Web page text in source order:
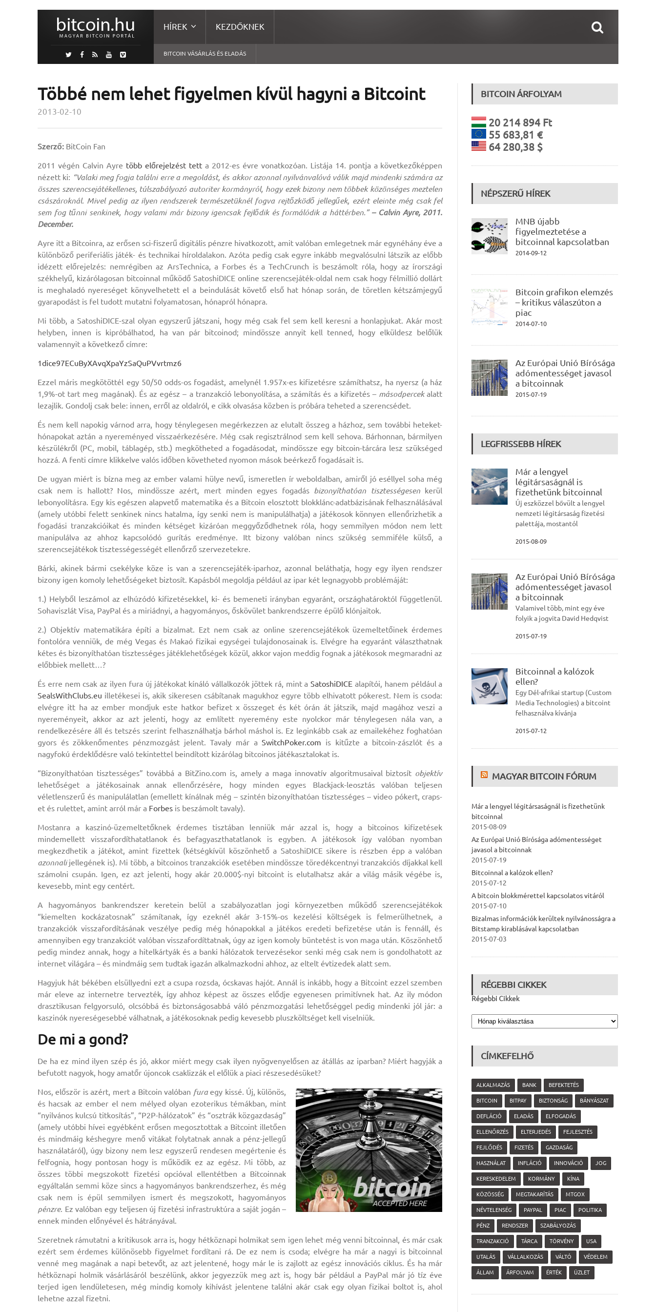
HÍREK KEZDŐKNEK
BITCOIN VÁSÁRLÁS ÉS ELADÁS
Többé nem lehet figyelmen kívül hagyni a Bitcoint
2013-02-10
Szerző: BitCoin Fan
2011 végén Calvin Ayre több előrejelzést tetta 2012-es évre vonatkozóan. Listája 14. pontja a következőképpen
nézett ki: “Valaki meg fogja találni erre a megoldást, és akkor azonnal nyilvánvalóvá válik majd mindenki számára az
összes szerencsejátékellenes, túlszabályozó autoriter kormányról, hogy ezek bizony nem többek közönséges meztelen
császároknál. Mivel pedig az ilyen rendszerek természetüknél fogva rejtőzködő jellegűek, ezért eleinte még csak fel
sem fog tűnni senkinek, hogy valami már bizony igencsak fejlődik és formálódik a háttérben.” – Calvin Ayre, 2011.
December.
Ayre itt a Bitcoinra, az erősen sci-fiszerű digitális pénzre hivatkozott, amit valóban emlegetnek már egynéhány éve a
különböző periferiális játék- és technikai híroldalakon. Azóta pedig csak egyre inkább megvalósulni látszik az előbb
idézett előrejelzés: nemrégiben az ArsTechnica, a Forbes és a TechCrunch is beszámolt róla, hogy az írországi
székhelyű, kizárólagosan bitcoinnal működő SatoshiDICE online szerencsejáték-oldal nem csak hogy félmillió dollárt
is meghaladó nyereséget könyvelhetett el a beindulását követő első hat hónap során, de töretlen kétszámjegyű
gyarapodást is fel tudott mutatni folyamatosan, hónapról hónapra.
Mi több, a SatoshiDICE-szal olyan egyszerű játszani, hogy még csak fel sem kell keresni a honlapjukat. Akár most
helyben, innen is kipróbálhatod, ha van pár bitcoinod; mindössze annyit kell tenned, hogy elküldesz belőlük
valamennyit a következő címre:
1dice97ECuByXAvqXpaYzSaQuPVvrtmz6
Ezzel máris megkötöttél egy 50/50 odds-os fogadást, amelynél 1.957x-es kifizetésre számíthatsz, ha nyersz (a ház
1,9%-ot tart meg magának). És az egész – a tranzakció lebonyolítása, a számítás és a kifizetés – másodpercekalatt
lezajlik. Gondolj csak bele: innen, erről az oldalról, e cikk olvasása közben is próbára teheted a szerencsédet.
És nem kell napokig várnod arra, hogy ténylegesen megérkezzen az elutalt összeg a házhoz, sem további heteket-
hónapokat aztán a nyereményed visszaérkezésére. Még csak regisztrálnod sem kell sehova. Bárhonnan, bármilyen
készülékről (PC, mobil, táblagép, stb.) megkötheted a fogadásodat, mindössze egy bitcoin-tárcára lesz szükséged
hozzá. A fenti címre klikkelve valós időben követheted nyomon mások beérkező fogadásait is.
De ugyan miért is bízna meg az ember valami hülye nevű, ismeretlen ír weboldalban, amiről jó eséllyel soha még
csak nem is hallott? Nos, mindössze azért, mert minden egyes fogadás bizonyíthatóan tisztességesenkerül
lebonyolításra. Egy kis egészen alapvető matematika és a Bitcoin elosztott blokklánc-adatbázisának felhasználásával
(amely utóbbi felett senkinek nincs hatalma, így senki nem is manipulálhatja) a játékosok könnyen ellenőrizhetik a
fogadási tranzakcióikat és minden kétséget kizáróan meggyőződhetnek róla, hogy semmilyen módon nem lett
manipulálva az ahhoz kapcsolódó gurítás eredménye. Itt bizony valóban nincs szükség semmiféle külső, a
szerencsejátékok tisztességességét ellenőrző szervezetekre.
Bárki, akinek bármi csekélyke köze is van a szerencsejáték-iparhoz, azonnal beláthatja, hogy egy ilyen rendszer
bizony igen komoly lehetőségeket biztosít. Kapásból megoldja például az ipar két legnagyobb problémáját:
1.) Helyből leszámol az elhúzódó kifizetésekkel, ki- és bemeneti irányban egyaránt, országhatároktól függetlenül.
Sohaviszlát Visa, PayPal és a miriádnyi, a hagyományos, őskövület bankrendszerre épülő klónjaitok.
2.) Objektív matematikára építi a bizalmat. Ezt nem csak az online szerencsejátékok üzemeltetőinek érdemes
fontolóra venniük, de még Vegas és Makaó fizikai egységei tulajdonosainak is. Elvégre ha egyaránt választhatnak
kétes és bizonyíthatóan tisztességes játéklehetőségek közül, akkor vajon meddig fognak a játékosok megmaradni az
előbbiek mellett…?
És erre nem csak az ilyen fura új játékokat kínáló vállalkozók jöttek rá, mint aSatoshiDICE alapítói, hanem például a
SealsWithClubs.eu illetékesei is, akik sikeresen csábítanak magukhoz egyre több elhivatott pókerest. Nem is csoda:
elvégre itt ha az ember mondjuk este hatkor befizet x összeget és két órán át játszik, majd magához veszi a
nyereményeit, akkor az azt jelenti, hogy az említett nyeremény este nyolckor már ténylegesen nála van, a
rendelkezésére áll és tetszés szerint felhasználhatja bárhol máshol is. Ez leginkább csak az emailekéhez foghatóan
gyors és zökkenőmentes pénzmozgást jelent. Tavaly már aSwitchPoker.com is kitűzte a bitcoin-zászlót és a
nagyfokú érdeklődésre való tekintettel beindított kizárólag bitcoinos játékasztalokat is.
“Bizonyíthatóan tisztességes” továbbá a BitZino.com is, amely a maga innovatív algoritmusaival biztosít objektív
lehetőséget a játékosainak annak ellenőrzésére, hogy minden egyes Blackjack-leosztás valóban teljesen
véletlenszerű és manipulálatlan (emellett kínálnak még – szintén bizonyíthatóan tisztességes – video pókert, craps-
et és rulettet, amint arról már a Forbes is beszámolt tavaly).
Mostanra a kaszinó-üzemeltetőknek érdemes tisztában lenniük már azzal is, hogy a bitcoinos kifizetések
mindemellett visszafordíthatatlanok és befagyaszthatatlanok is egyben. A játékosok így valóban nyomban
megkezdhetik a játékot, amint fizettek (kétségkívül köszönhető a SatoshiDICE sikere is részben épp a valóban
azonnalijellegének is). Mi több, a bitcoinos tranzakciók esetében mindössze töredékcentnyi tranzakciós díjakkal kell
számolni csupán. Igen, ez azt jelenti, hogy akár 20.000$-nyi bitcoint is elutalhatsz akár a világ másik végébe is,
kevesebb, mint egy centért.
A hagyományos bankrendszer keretein belül a szabályozatlan jogi környezetben működő szerencsejátékok
“kiemelten kockázatosnak” számítanak, így ezeknél akár 3-15%-os kezelési költségek is felmerülhetnek, a
tranzakciók visszafordításának veszélye pedig még hónapokkal a játékos eredeti befizetése után is fennáll, és
amennyiben egy tranzakciót valóban visszafordíttatnak, úgy az igen komoly büntetést is von maga után. Köszönhető
pedig mindez annak, hogy a hitelkártyák és a banki hálózatok tervezésekor senki még csak nem is gondolhatott az
internet világára – és mindmáig sem tudtak igazán alkalmazkodni ahhoz, az eltelt évtizedek alatt sem.
Hagyjuk hát békében elsüllyedni ezt a csupa rozsda, ócskavas hajót. Annál is inkább, hogy a Bitcoint ezzel szemben
már eleve az internetre tervezték, így ahhoz képest az összes elődje egyenesen primitívnek hat. Az ily módon
drasztikusan felgyorsuló, olcsóbbá és biztonságosabbá váló pénzmozgatási lehetőséggel pedig mindenki jól jár: a
kaszinók nyereségesebbé válhatnak, a játékosoknak pedig kevesebb pluszköltséget kell viselniük.
De mi a gond?
De ha ez mind ilyen szép és jó, akkor miért megy csak ilyen nyögvenyelősen az átállás az iparban? Miért hagyják a
befutott nagyok, hogy amatőr újoncok csaklizzák el előlük a piaci részesedésüket?
Nos, először is azért, mert a Bitcoin valóban furaegy kissé. Új, különös,
és hacsak az ember el nem mélyed olyan ezoterikus témákban, mint
“nyilvános kulcsú titkosítás”, “P2P-hálózatok” és “osztrák közgazdaság”
(amely utóbbi hívei egyébként erősen megosztottak a Bitcoint illetően
és mindmáig késhegyre menő vitákat folytatnak annak a pénz-jellegű
használatáról), úgy bizony nem lesz egyszerű rendesen megértenie és
felfognia, hogy pontosan hogy is működik ez az egész. Mi több, az
összes többi megszokott fizetési opcióval ellentétben a Bitcoinnak
egyáltalán semmi köze sincs a hagyományos bankrendszerhez, és még
csak nem is épül semmilyen ismert és megszokott, hagyományos
pénzre. Ez valóban egy teljesen új fizetési infrastruktúra a saját jogán –
ennek minden előnyével és hátrányával.
Szeretnek rámutatni a kritikusok arra is, hogy hétköznapi holmikat sem igen lehet még venni bitcoinnal, és már csak
ezért sem érdemes különösebb figyelmet fordítani rá. De ez nem is csoda; elvégre ha már a nagyi is bitcoinnal
venné meg magának a napi betevőt, az azt jelentené, hogy már le is zajlott az egész innovációs ciklus. És ha már
hétköznapi holmik vásárlásáról beszélünk, akkor jegyezzük meg azt is, hogy bár például a PayPal már jó tíz éve
terjed igen lendületesen, még mindig komoly kihívást jelentene találni akár csak egy olyan fizikai boltot is, ahol
lehetne azzal fizetni.
BITCOIN ÁRFOLYAM
20 214 894 Ft
55 683,81 €
64 280,38 $
NÉPSZERŰ HÍREK
MNB újabb
figyelmeztetése a
bitcoinnal kapcsolatban
2014-09-12
Bitcoin grafikon elemzés
– kritikus válaszúton a
piac
2014-07-10
Az Európai Unió Bírósága
adómentességet javasol
a bitcoinnak
2015-07-19
LEGFRISSEBB HÍREK
Már a lengyel
légitársaságnál is
fizethetünk bitcoinnal
Új eszközzel bővült a lengyel
nemzeti légitársaság fizetési
palettája, mostantól
2015-08-09
Az Európai Unió Bírósága
adómentességet javasol
a bitcoinnak
Valamivel több, mint egy éve
folyik a jogvita David Hedqvist
2015-07-19
Bitcoinnal a kalózok
ellen?
Egy Dél-afrikai startup (Custom
Media Technologies) a bitcoint
felhasználva kívánja
2015-07-12
MAGYAR BITCOIN FÓRUM
Már a lengyel légitársaságnál is fizethetünk
bitcoinnal
2015-08-09
Az Európai Unió Bírósága adómentességet
javasol a bitcoinnak
2015-07-19
Bitcoinnal a kalózok ellen?
2015-07-12
A bitcoin blokkmérettel kapcsolatos vitáról
2015-07-10
Bizalmas információk kerültek nyilvánosságra a
Bitstamp kirablásával kapcsolatban
2015-07-03
RÉGEBBI CIKKEK
Régebbi Cikkek
CÍMKEFELHŐ
ALKALMAZÁS BANK BEFEKTETÉS
BITCOIN BITPAY BIZTONSÁG BÁNYÁSZAT
DEFLÁCIÓ ELADÁS ELFOGADÁS
ELLENŐRZÉS ELTERJEDÉS FEJLESZTÉS
FEJLŐDÉS FIZETÉS GAZDASÁG
HASZNÁLAT INFLÁCIÓ INNOVÁCIÓ JOG
KERESKEDELEM KORMÁNY KÍNA
KÖZÖSSÉG MEGTAKARÍTÁS MTGOX
NÉVTELENSÉG PAYPAL PIAC POLITIKA
PÉNZ RENDSZER SZABÁLYOZÁS
TRANZAKCIÓ TÁRCA TÖRVÉNY USA
UTALÁS VÁLLALKOZÁS VÁLTÓ VÉDELEM
ÁLLAM ÁRFOLYAM ÉRTÉK ÜZLET